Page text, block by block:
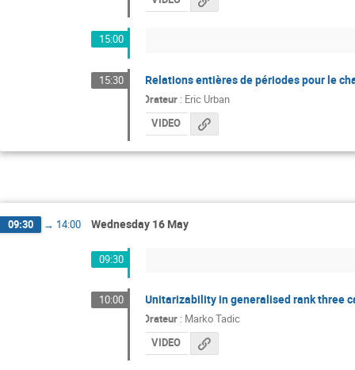
15:00
15:30 Relations entières de périodes pour le
Orateur : Eric Urban
VIDEO
09:30 → 14:00 Wednesday 16 May
09:30
10:00 Unitarizability in generalised rank three
Orateur : Marko Tadic
VIDEO